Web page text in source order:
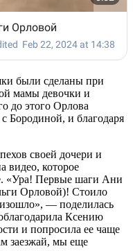
были сделаны при
мамы девочки и
до этого Орлова
Бородиной, и благодаря
своей дочери и
видео, которое
«Ура! Первые шаги Ани
Орловой)! Стоило
— поделилась
Ксению
и попросила ее чаще
заезжай, мы еще